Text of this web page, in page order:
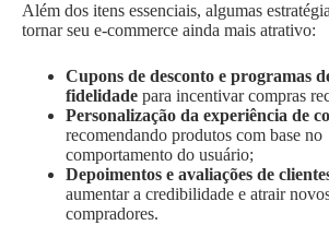
Além dos itens essenciais, algumas
tornar seu e-commerce ainda mais atrativo:
Cupons de desconto e programas
fidelidade para incentivar compras
Personalização da experiência de
recomendando produtos com base no
comportamento do usuário;
Depoimentos e avaliações de
aumentar a credibilidade e atrair
compradores.